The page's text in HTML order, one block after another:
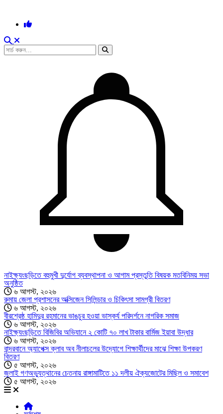
নাইক্ষ্যংছড়িতে বহুমুখী দুর্যোগ ব্যবস্থাপনা ও আগাম প্রস্তুতি বিষয়ক মতবিনিময় সভা
অনুষ্ঠিত
৬ আগস্ট, ২০২৬
রুমায় জেলা প্রশাসনের অক্সিজেন সিলিন্ডার ও চিকিৎসা সামগ্রী বিতরণ
৬ আগস্ট, ২০২৬
বীরশ্রেষ্ঠ হামিদুর রহমানের ভাঙচুর হওয়া ভাস্কর্য পরিদর্শনে নাগরিক সমাজ
৬ আগস্ট, ২০২৬
নাইক্ষ্যংছড়িতে বিজিবির অভিযানে ২ কোটি ৭০ লাখ টাকার বার্মিজ ইয়াবা উদ্ধার
৬ আগস্ট, ২০২৬
বান্দরবানে অ্যাপেক্স ক্লাব অব নীলাচলের উদ্যোগে শিক্ষার্থীদের মাঝে শিক্ষা উপকরণ
বিতরণ
৫ আগস্ট, ২০২৬
জুলাই গণঅভ্যুত্থানের চেতনায় রাঙ্গামাটিতে ১১ দলীয় ঐক্যজোটের মিছিল ও সমাবেশ
৫ আগস্ট, ২০২৬